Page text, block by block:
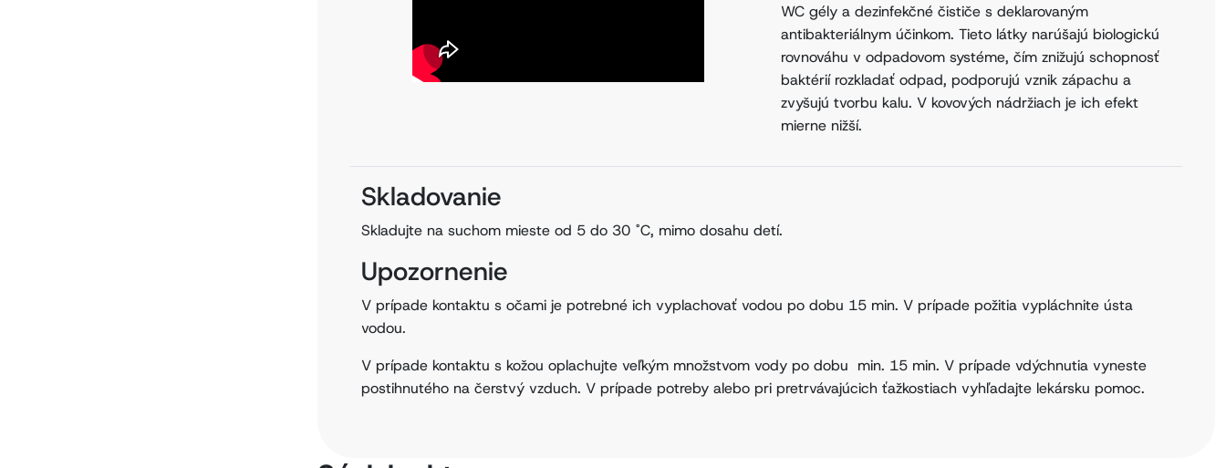
WC gély a dezinfekčné čističe s deklarovaným
antibakteriálnym účinkom. Tieto látky narúšajú biologickú
rovnováhu v odpadovom systéme, čím znižujú schopnosť
baktérií rozkladať odpad, podporujú vznik zápachu a
zvyšujú tvorbu kalu. V kovových nádržiach je ich efekt
mierne nižší.
Skladovanie
Skladujte na suchom mieste od 5 do 30 ˚C, mimo dosahu detí.
Upozornenie
V prípade kontaktu s očami je potrebné ich vyplachovať vodou po dobu 15 min. V prípade požitia vypláchnite ústa
vodou.
V prípade kontaktu s kožou oplachujte veľkým množstvom vody po dobu min. 15 min. V prípade vdýchnutia vyneste
postihnutého na čerstvý vzduch. V prípade potreby alebo pri pretrvávajúcich ťažkostiach vyhľadajte lekársku pomoc.